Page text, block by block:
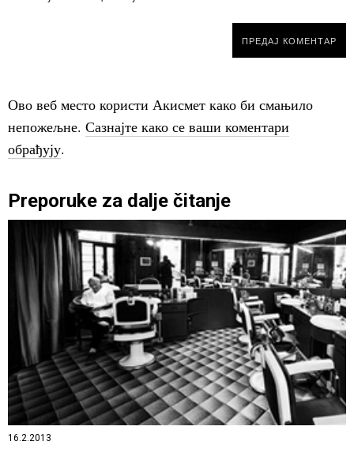
Ово веб место користи Акисмет како би смањило
непожељне. Сазнајте како се ваши коментари
обрађују.
Preporuke za dalje čitanje
16.2.2013